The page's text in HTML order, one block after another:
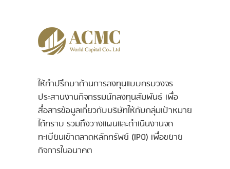
ให้คำปรึกษาด้านการลงทุนแบบครบวงจร
ประสานงานกิจกรรมนักลงทุนสัมพันธ์ เพื่อ
สื่อสารข้อมูลเกี่ยวกับบริษัทให้กับกลุ่มเป้าหมาย
ได้ทราบ รวมถึงวางแผนและดำเนินงานจด
ทะเบียนเข้าตลาดหลักทรัพย์ (IPO) เพื่อขยาย
กิจการในอนาคต